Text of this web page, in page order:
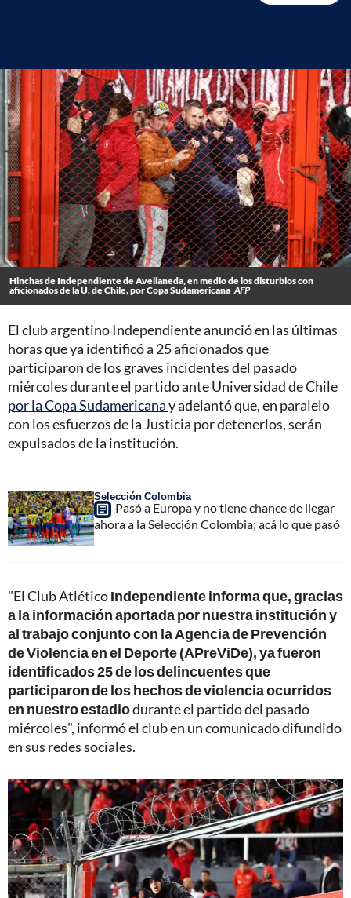
Hinchas de Independiente de Avellaneda, en medio de los disturbios con
aficionados de la U. de Chile, por Copa Sudamericana AFP
El club argentino Independiente anunció en las últimas
horas que ya identificó a 25 aficionados que
participaron de los graves incidentes del pasado
miércoles durante el partido ante Universidad de Chile
por la Copa Sudamericanay adelantó que, en paralelo
con los esfuerzos de la Justicia por detenerlos, serán
expulsados de la institución.
Selección Colombia
Pasó a Europa y no tiene chance de llegar
ahora a la Selección Colombia; acá lo que pasó
"El Club AtléticoIndependiente informa que, gracias
a la información aportada por nuestra institución y
al trabajo conjunto con la Agencia de Prevención
de Violencia en el Deporte (APreViDe), ya fueron
identificados 25 de los delincuentes que
participaron de los hechos de violencia ocurridos
en nuestro estadiodurante el partido del pasado
miércoles", informó el club en un comunicado difundido
en sus redes sociales.